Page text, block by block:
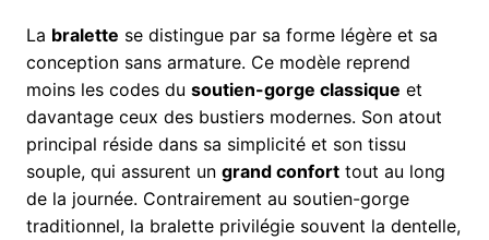
La bralette se distingue par sa forme légère et sa
conception sans armature. Ce modèle reprend
moins les codes du soutien-gorge classique et
davantage ceux des bustiers modernes. Son atout
principal réside dans sa simplicité et son tissu
souple, qui assurent un grand conforttout au long
de la journée. Contrairement au soutien-gorge
traditionnel, la bralette privilégie souvent la dentelle,